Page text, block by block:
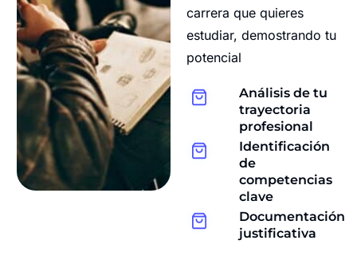
carrera que quieres
estudiar, demostrando tu
potencial
Análisis de tu
trayectoria
profesional
Identificación
de
competencias
clave
Documentación
justificativa